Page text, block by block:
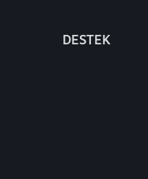
DESTEK